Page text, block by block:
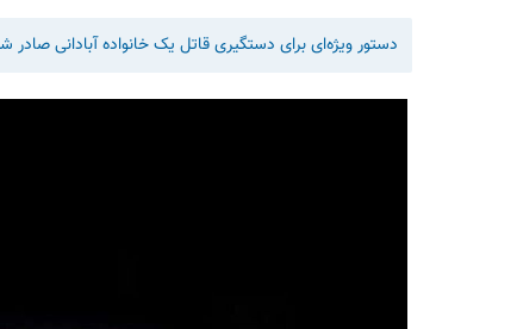
دستور ویژه‌ای برای دستگیری قاتل یک خانواده آبادانی